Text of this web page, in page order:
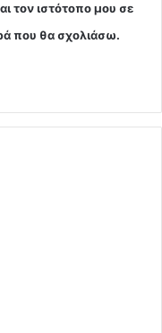
τον ιστότοπο μου σε
που θα σχολιάσω.